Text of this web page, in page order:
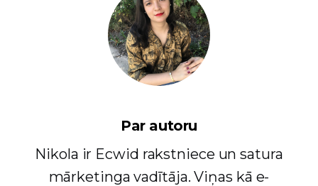
Par autoru
Nikola ir Ecwid rakstniece un satura
mārketinga vadītāja. Viņas kā e-